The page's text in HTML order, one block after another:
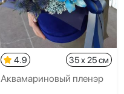
4.9 35 x 25 см
Аквамариновый пленэр